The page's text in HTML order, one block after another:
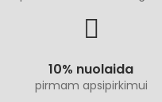
10% nuolaida
pirmam apsipirkimui